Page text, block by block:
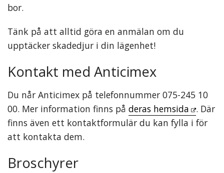
bor.
Tänk på att alltid göra en anmälan om du
upptäcker skadedjur i din lägenhet!
Kontakt med Anticimex
Du når Anticimex på telefonnummer 075-245 10
00. Mer information finns på deras hemsida
. Där
finns även ett kontaktformulär du kan fylla i för
att kontakta dem.
Broschyrer